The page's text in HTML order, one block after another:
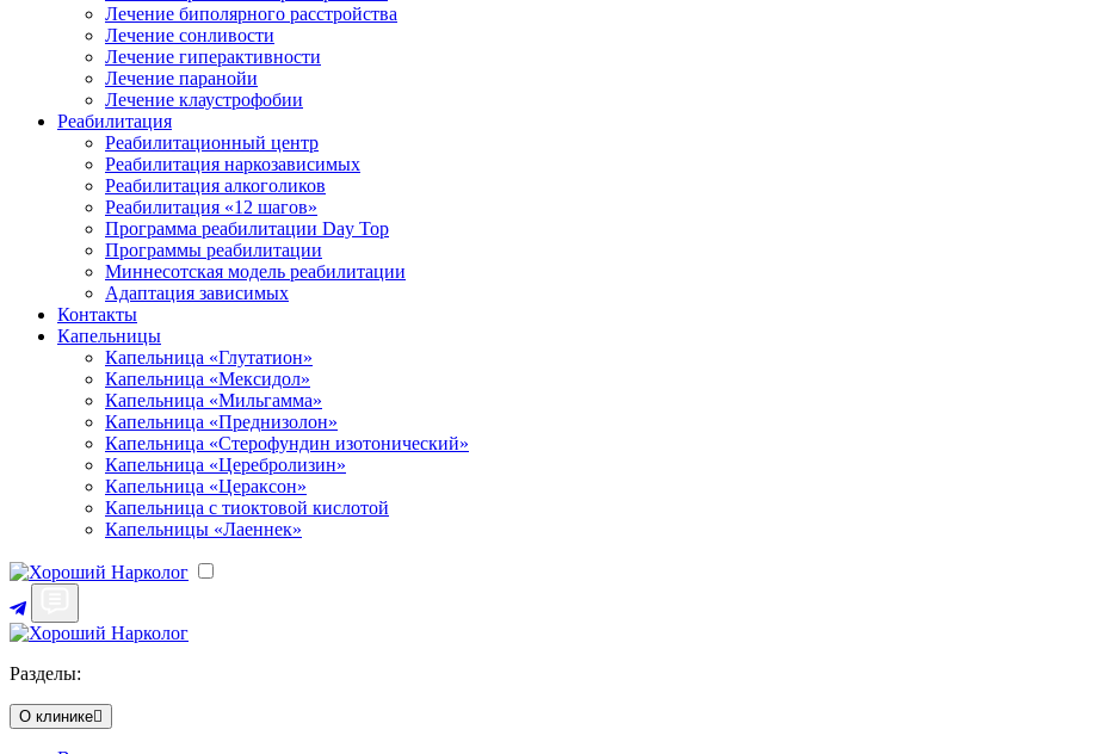
Лечение биполярного расстройства
Лечение сонливости
Лечение гиперактивности
Лечение паранойи
Лечение клаустрофобии
Реабилитация
Реабилитационный центр
Реабилитация наркозависимых
Реабилитация алкоголиков
Реабилитация «12 шагов»
Программа реабилитации Day Top
Программы реабилитации
Миннесотская модель реабилитации
Адаптация зависимых
Контакты
Капельницы
Капельница «Глутатион»
Капельница «Мексидол»
Капельница «Мильгамма»
Капельница «Преднизолон»
Капельница «Стерофундин изотонический»
Капельница «Церебролизин»
Капельница «Цераксон»
Капельница с тиоктовой кислотой
Капельницы «Лаеннек»
Разделы:
О клинике